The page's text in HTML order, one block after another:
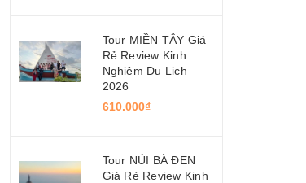
Tour MIỀN TÂY Giá
Rẻ Review Kinh
Nghiệm Du Lịch
2026
610.000₫
Tour NÚI BÀ ĐEN
Giá Rẻ Review Kinh